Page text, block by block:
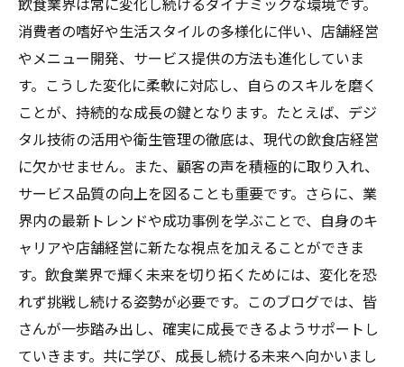
消費者の嗜好や生活スタイルの多様化に伴い、店舗経営
やメニュー開発、サービス提供の方法も進化していま
す。こうした変化に柔軟に対応し、自らのスキルを磨く
ことが、持続的な成長の鍵となります。たとえば、デジ
タル技術の活用や衛生管理の徹底は、現代の飲食店経営
に欠かせません。また、顧客の声を積極的に取り入れ、
サービス品質の向上を図ることも重要です。さらに、業
界内の最新トレンドや成功事例を学ぶことで、自身のキ
ャリアや店舗経営に新たな視点を加えることができま
す。飲食業界で輝く未来を切り拓くためには、変化を恐
れず挑戦し続ける姿勢が必要です。このブログでは、皆
さんが一歩踏み出し、確実に成長できるようサポートし
ていきます。共に学び、成長し続ける未来へ向かいまし